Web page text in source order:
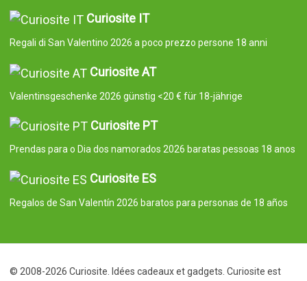
Curiosite IT
Regali di San Valentino 2026 a poco prezzo persone 18 anni
Curiosite AT
Valentinsgeschenke 2026 günstig <20 € für 18-jährige
Curiosite PT
Prendas para o Dia dos namorados 2026 baratas pessoas 18 anos
Curiosite ES
Regalos de San Valentín 2026 baratos para personas de 18 años
© 2008-2026 Curiosite. Idées cadeaux et gadgets. Curiosite est